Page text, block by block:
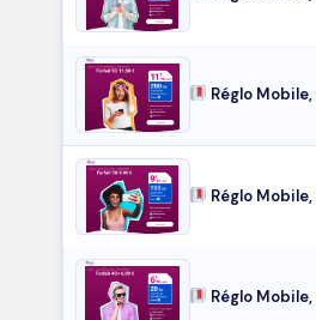
Réglo
Réglo
Réglo